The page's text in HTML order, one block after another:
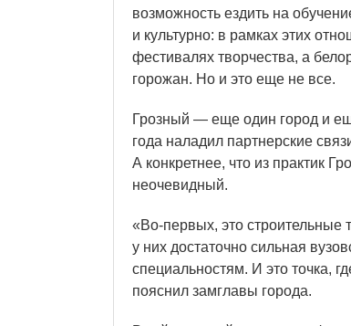
возможность ездить на
и культурно: в рамках этих
фестивалях творчества, а
горожан. Но и это еще не все.
Грозный — еще один город и
года наладил партнерские
А конкретнее, что из практик
неочевидный.
«Во-первых, это
у них достаточно сильная
специальностям. И это точка,
пояснил замглавы города.